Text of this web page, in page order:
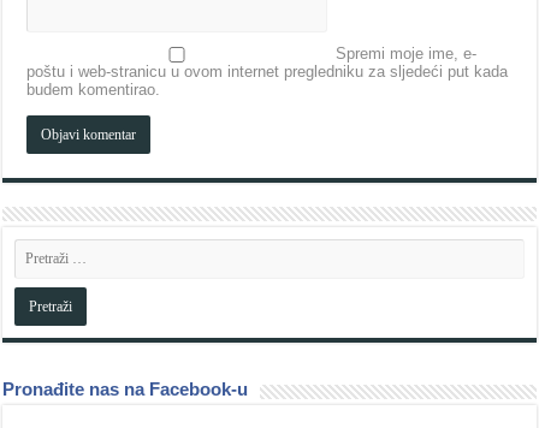
Spremi moje ime, e-
poštu i web-stranicu u ovom internet pregledniku za sljedeći put kada
budem komentirao.
Pronađite nas na Facebook-u